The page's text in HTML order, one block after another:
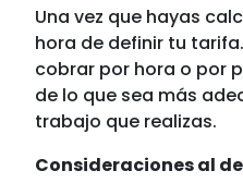
Una vez que hayas
hora de definir tu
cobrar por hora o por
de lo que sea más
trabajo que realizas.
Consideraciones al